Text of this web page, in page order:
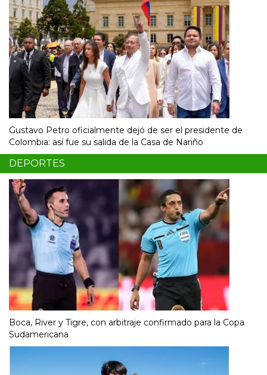
Gustavo Petro oficialmente dejó de ser el presidente de
Colombia: así fue su salida de la Casa de Nariño
DEPORTES
Boca, River y Tigre, con arbitraje confirmado para la Copa
Sudamericana